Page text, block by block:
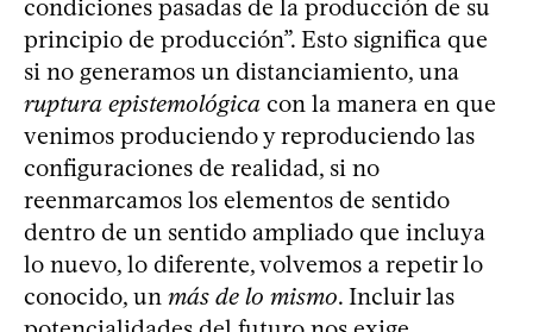
condiciones pasadas de la producción de su
principio de producción”. Esto significa que
si no generamos un distanciamiento, una
ruptura epistemológica con la manera en que
venimos produciendo y reproduciendo las
configuraciones de realidad, si no
reenmarcamos los elementos de sentido
dentro de un sentido ampliado que incluya
lo nuevo, lo diferente, volvemos a repetir lo
conocido, un más de lo mismo. Incluir las